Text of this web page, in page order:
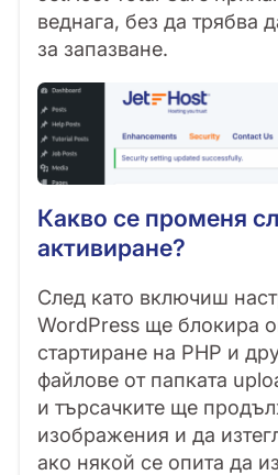
веднага, без да трябва
за запазване.
Какво се променя
активиране?
След като включиш
WordPress ще блокира
стартиране на PHP и
файлове от папката
и търсачките ще
изображения и да
ако някой се опита да